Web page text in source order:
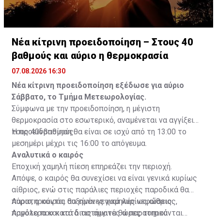
Νέα κίτρινη προειδοποίηση – Στους 40
βαθμούς και αύριο η θερμοκρασία
07.08.2026 16:30
Νέα κίτρινη προειδοποίηση εξέδωσε για αύριο
Σάββατο, το Τμήμα Μετεωρολογίας.
Σύμφωνα με την προειδοποίηση, η μέγιστη
θερμοκρασία στο εσωτερικό, αναμένεται να αγγίξει
τους 40νβαθμούς.
Η προειδοποίηση θα είναι σε ισχύ από τη 13:00 το
μεσημέρι μέχρι τις 16:00 το απόγευμα.
Αναλυτικά ο καιρός
Εποχική χαμηλή πίεση επηρεάζει την περιοχή.
Απόψε, ο καιρός θα συνεχίσει να είναι γενικά κυρίως
αίθριος, ενώ στις παράλιες περιοχές παροδικά θα
παρατηρούνται αυξημένες χαμηλές νεφώσεις.
Αργότερα και κατά τις αυγινές ώρες τοπικά
Αύριο, ο καιρός θα είναι γενικά κυρίως αίθριος,
παρόλο που κατά διαστήματα θα παρατηρούνται